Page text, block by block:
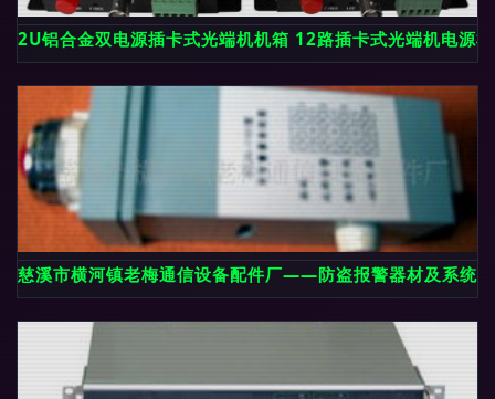
2U铝合金双电源插卡式光端机机箱 12路插卡式光端机电源
慈溪市横河镇老梅通信设备配件厂——防盗报警器材及系统